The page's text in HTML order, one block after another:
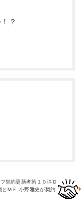
？
契約更新者第１０弾Ｄ
とＭＦ:小野雅史が契約